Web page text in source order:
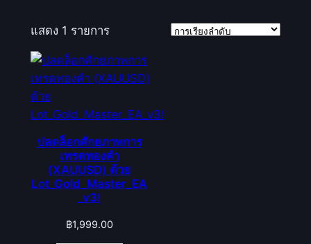
แสดง 1 รายการ
ปลดล็อกศักยภาพการ
เทรดทองคำ
(XAUUSD) ด้วย
Lot_Gold_Master_EA
_v3!
฿1,999.00